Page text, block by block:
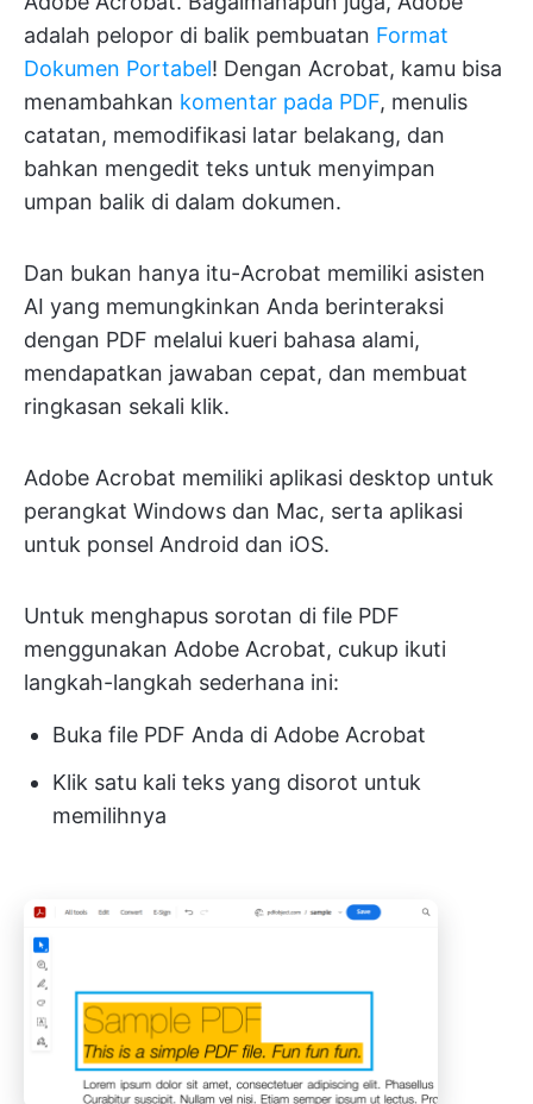
adalah pelopor di balik pembuatan Format
Dokumen Portabel! Dengan Acrobat, kamu bisa
menambahkan komentar pada PDF, menulis
catatan, memodifikasi latar belakang, dan
bahkan mengedit teks untuk menyimpan
umpan balik di dalam dokumen.
Dan bukan hanya itu-Acrobat memiliki asisten
AI yang memungkinkan Anda berinteraksi
dengan PDF melalui kueri bahasa alami,
mendapatkan jawaban cepat, dan membuat
ringkasan sekali klik.
Adobe Acrobat memiliki aplikasi desktop untuk
perangkat Windows dan Mac, serta aplikasi
untuk ponsel Android dan iOS.
Untuk menghapus sorotan di file PDF
menggunakan Adobe Acrobat, cukup ikuti
langkah-langkah sederhana ini:
Buka file PDF Anda di Adobe Acrobat
Klik satu kali teks yang disorot untuk
memilihnya